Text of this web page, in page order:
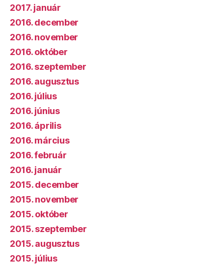
2017. január
2016. december
2016. november
2016. október
2016. szeptember
2016. augusztus
2016. július
2016. június
2016. április
2016. március
2016. február
2016. január
2015. december
2015. november
2015. október
2015. szeptember
2015. augusztus
2015. július